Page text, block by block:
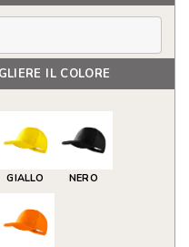
IL COLORE
GIALLO NERO